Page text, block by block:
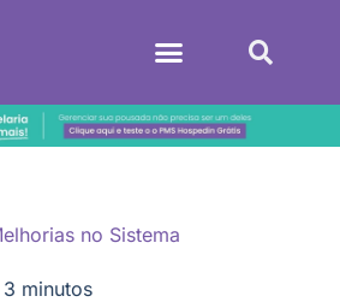
no Sistema
3 minutos